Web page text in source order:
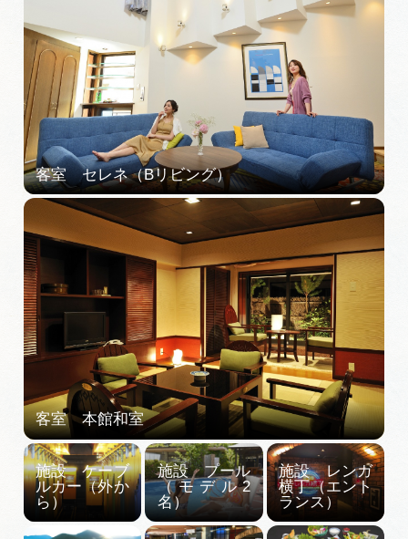
岐阜県観光データベース
旅行会社・観光事業者の皆様へ
フォトライブラリー
動画ライブラリー
お問い合わせ
運営組織
広告掲載
サイトポリシー